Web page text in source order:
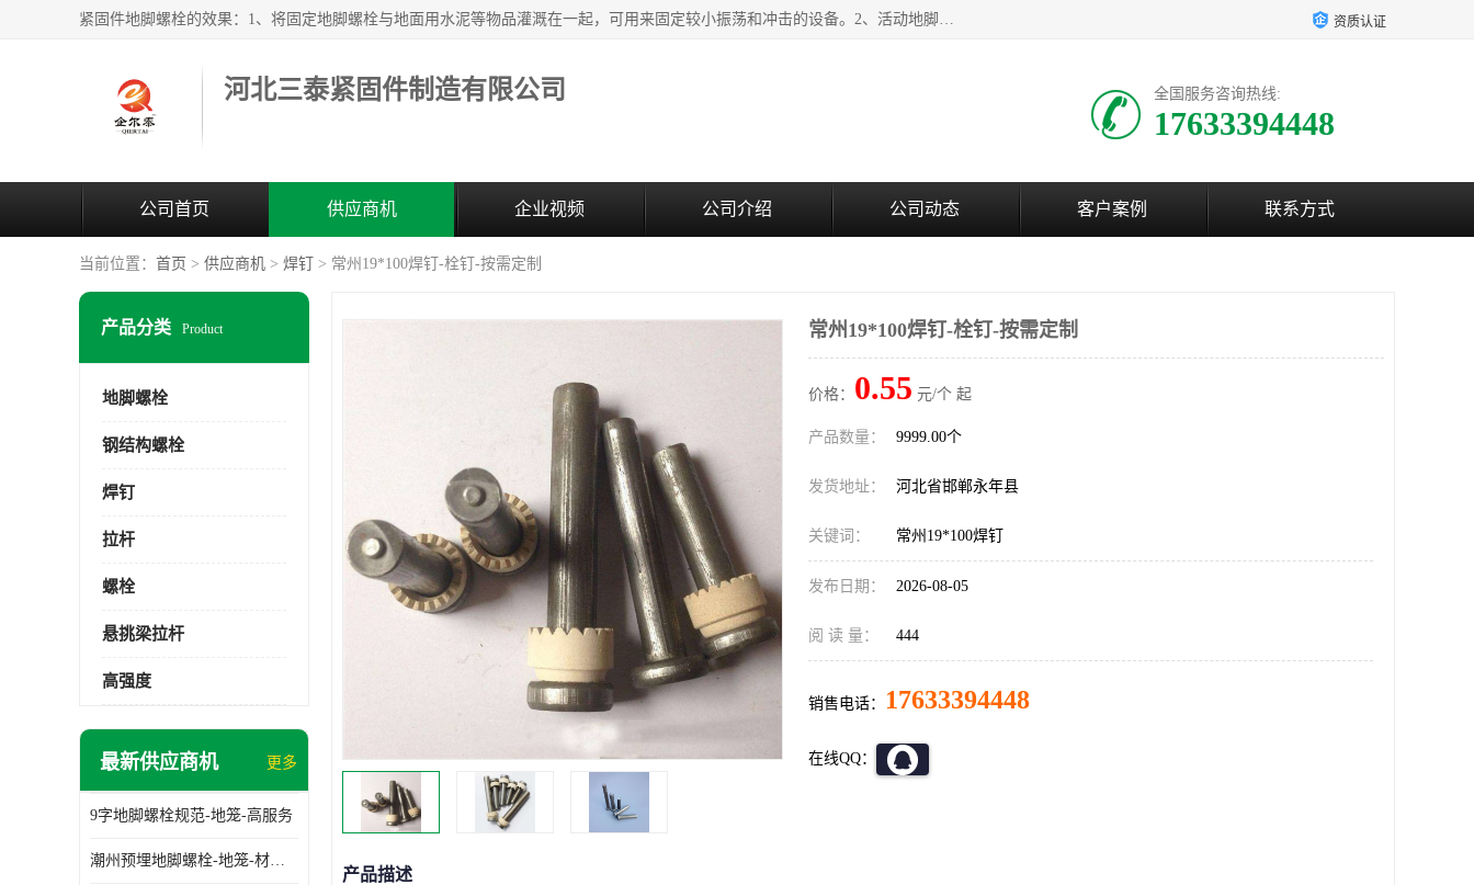
紧固件地脚螺栓的效果：1、将固定地脚螺栓与地面用水泥等物品灌溉在一起，可用来固定较小振荡和冲击的设备。2、活动地脚是一种可拆卸的地脚螺栓，可以固定有激烈振荡和冲击的大型机器设备。3、胀锚地脚螺栓用于固定比较简略且重量轻的设备，辅佐设备长期处于静止状态下。4、粘接地脚螺栓为一种使用广泛且常见的设备，它也是用来固定简略设备的小件。 资质认证
河北三泰紧固件制造有限公司 全国服务咨询热线:
17633394448
公司首页 供应商机 企业视频 公司介绍 公司动态 客户案例 联系方式
当前位置： 首页 > 供应商机 > 焊钉 > 常州19*100焊钉-栓钉-按需定制
产品分类 Product
地脚螺栓
钢结构螺栓
焊钉
拉杆
螺栓
悬挑梁拉杆
高强度
最新供应商机 更多
9字地脚螺栓规范-地笼-高服务
潮州预埋地脚螺栓-地笼-材质齐全
常州19*100焊钉-栓钉-按需定制
价格： 0.55 元/个 起
产品数量： 9999.00个
发货地址： 河北省邯郸永年县
关键词： 常州19*100焊钉
发布日期： 2026-08-05
阅 读 量： 444
销售电话： 17633394448
在线QQ：
产品描述